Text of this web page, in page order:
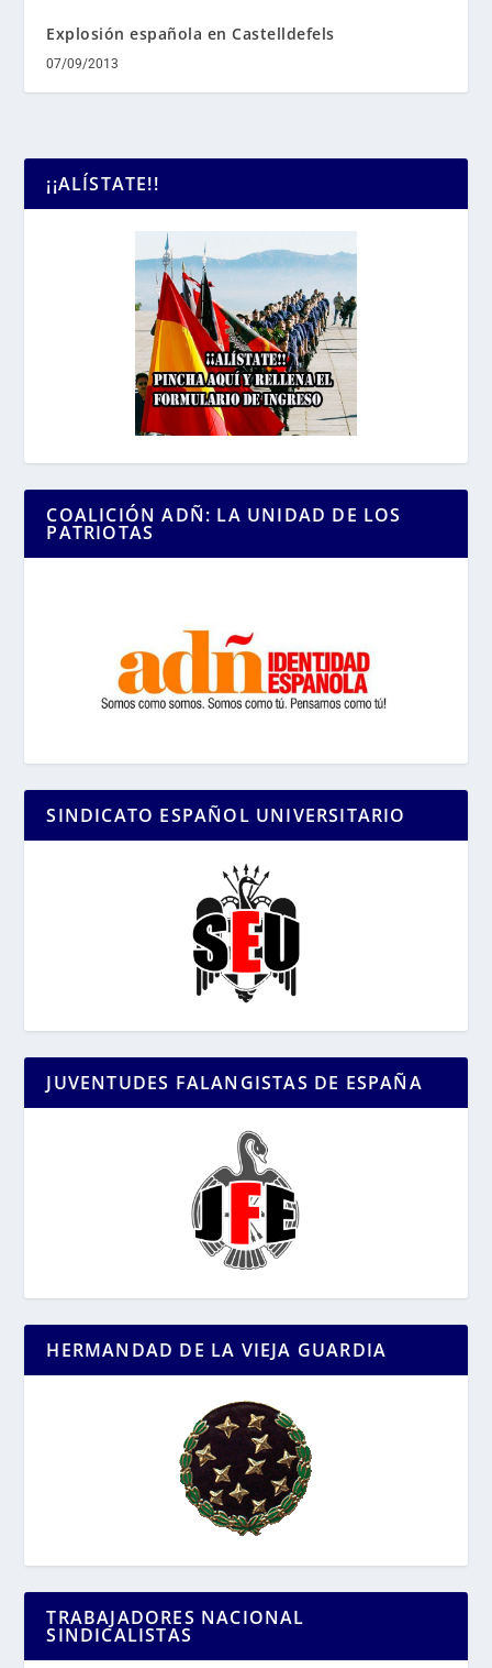
Explosión española en Castelldefels
07/09/2013
¡¡ALÍSTATE!!
COALICIÓN ADÑ: LA UNIDAD DE LOS
PATRIOTAS
SINDICATO ESPAÑOL UNIVERSITARIO
JUVENTUDES FALANGISTAS DE ESPAÑA
HERMANDAD DE LA VIEJA GUARDIA
TRABAJADORES NACIONAL
SINDICALISTAS